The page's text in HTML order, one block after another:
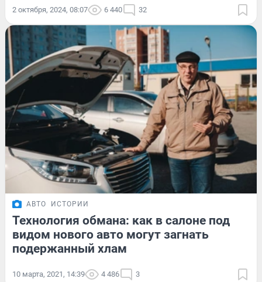
2 октября, 2024, 08:07 6 440 32
АВТО ИСТОРИИ
Технология обмана: как в салоне под
видом нового авто могут загнать
подержанный хлам
10 марта, 2021, 14:39 4 486 3